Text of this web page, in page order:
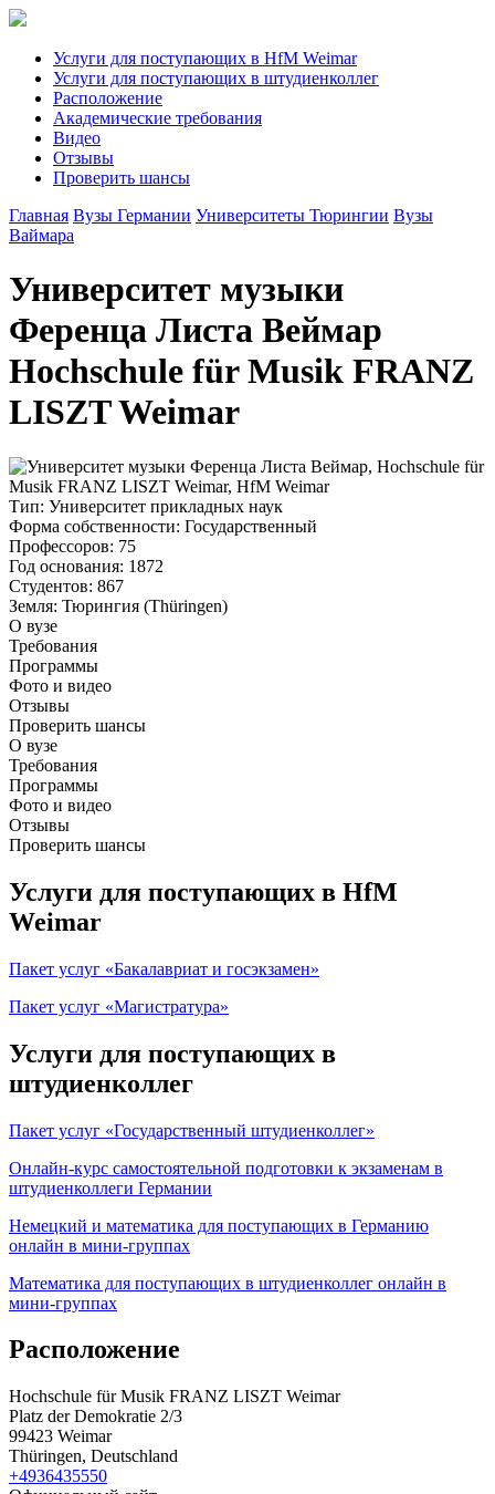
Услуги для поступающих в HfM Weimar
Услуги для поступающих в штудиенколлег
Расположение
Академические требования
Видео
Отзывы
Проверить шансы
Главная Вузы Германии Университеты Тюрингии Вузы
Ваймара
Университет музыки
Ференца Листа Веймар
Hochschule für Musik FRANZ
LISZT Weimar
Тип: Университет прикладных наук
Форма собственности: Государственный
Профессоров: 75
Год основания: 1872
Студентов: 867
Земля: Тюрингия (Thüringen)
О вузе
Требования
Программы
Фото и видео
Отзывы
Проверить шансы
О вузе
Требования
Программы
Фото и видео
Отзывы
Проверить шансы
Услуги для поступающих в HfM
Weimar
Пакет услуг «Бакалавриат и госэкзамен»
Пакет услуг «Магистратура»
Услуги для поступающих в
штудиенколлег
Пакет услуг «Государственный штудиенколлег»
Онлайн-курс самостоятельной подготовки к экзаменам в
штудиенколлеги Германии
Немецкий и математика для поступающих в Германию
онлайн в мини-группах
Математика для поступающих в штудиенколлег онлайн в
мини-группах
Расположение
Hochschule für Musik FRANZ LISZT Weimar
Platz der Demokratie 2/3
99423 Weimar
Thüringen, Deutschland
+4936435550